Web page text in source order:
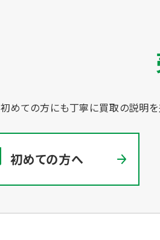
初めての方にも丁寧に買取の説明を
初めての方へ